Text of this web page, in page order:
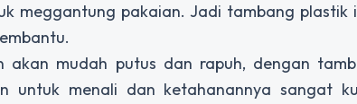
meggantung pakaian. Jadi tambang plastik
akan mudah putus dan rapuh, dengan
untuk menali dan ketahanannya sangat